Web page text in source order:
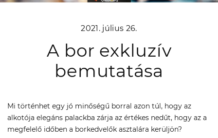
2021. július 26.
A bor exkluzív
bemutatása
Mi történhet egy jó minőségű borral azon túl, hogy az
alkotója elegáns palackba zárja az értékes nedűt, hogy az a
megfelelő időben a borkedvelők asztalára kerüljön?